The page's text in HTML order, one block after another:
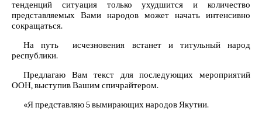
тенденций ситуация только ухудшится и количество
представляемых Вами народов может начать интенсивно
сокращаться.
На путь исчезновения встанет и титульный народ
республики.
Предлагаю Вам текст для последующих мероприятий
ООН, выступив Вашим спичрайтером.
«Я представляю 5 вымирающих народов Якутии.